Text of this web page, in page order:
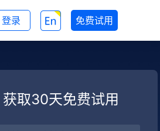
免费试用
登录
取30天免费试用